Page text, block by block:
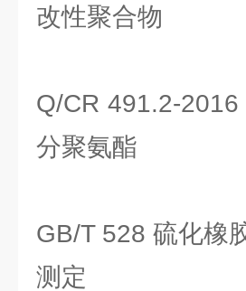
改性聚合物
Q/CR 491.2-
分聚氨酯
GB/T 528 硫化橡
测定